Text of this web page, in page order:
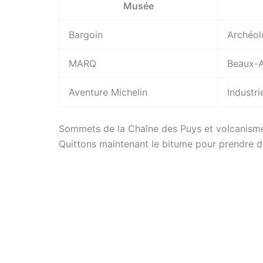
Musée
Bargoin
MARQ Beaux-
Aventure Michelin
Sommets de la Chaîne des Puys et
Quittons maintenant le bitume pour prendre